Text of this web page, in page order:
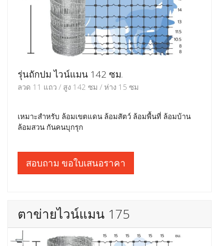
รุ่นถักปม ไวน์แมน 142 ซม.
ลวด 11 แถว / สูง 142 ซม / ห่าง 15 ซม
เหมาะสำหรับ ล้อมเขตแดน ล้อมสัตว์ ล้อมพื้นที่ ล้อมบ้าน
ล้อมสวน กันคนบุกรุก
สอบถาม ขอใบเสนอราคา
ตาข่ายไวน์แมน 175